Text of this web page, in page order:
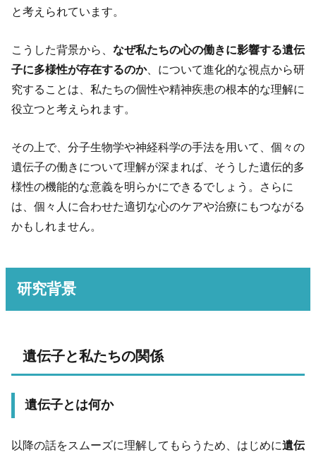
と考えられています。
こうした背景から、 なぜ私たちの心の働きに影響する遺伝
子に多様性が存在するのか、について進化的な視点から研
究することは、私たちの個性や精神疾患の根本的な理解に
役立つと考えられます。
その上で、分子生物学や神経科学の手法を用いて、個々の
遺伝子の働きについて理解が深まれば、そうした遺伝的多
様性の機能的な意義を明らかにできるでしょう。さらに
は、個々人に合わせた適切な心のケアや治療にもつながる
かもしれません。
研究背景
遺伝子と私たちの関係
遺伝子とは何か
以降の話をスムーズに理解してもらうため、はじめに遺伝